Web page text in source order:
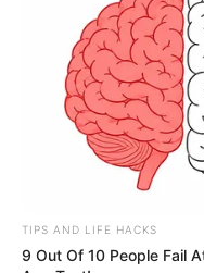
TIPS AND LIFE HACKS
9 Out Of 10 People Fail